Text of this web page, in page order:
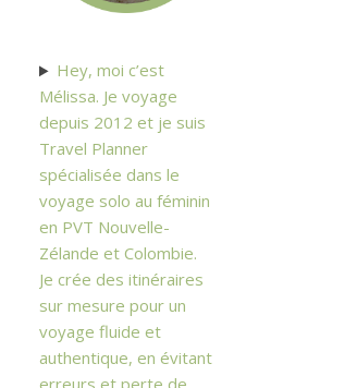
Hey, moi c’est
Mélissa. Je voyage
depuis 2012 et je suis
Travel Planner
spécialisée dans le
voyage solo au féminin
en PVT Nouvelle-
Zélande et Colombie.
Je crée des itinéraires
sur mesure pour un
voyage fluide et
authentique, en évitant